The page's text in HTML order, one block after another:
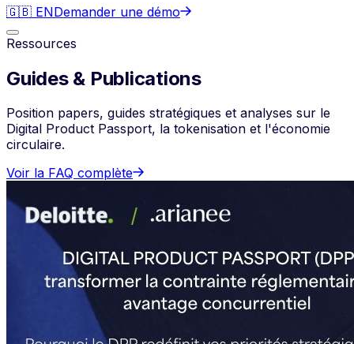
🇬🇧 ENDemander une démo
Ressources
Guides & Publications
Position papers, guides stratégiques et analyses sur le
Digital Product Passport, la tokenisation et l'économie
circulaire.
Voir la FAQ complète